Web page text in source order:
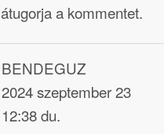
átugorja a kommentet.
BENDEGUZ
2024 szeptember 23
12:38 du.